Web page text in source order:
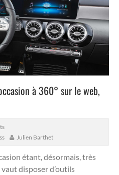
à 360° sur le web,
Julien Barthet
étant, désormais, très
disposer d’outils